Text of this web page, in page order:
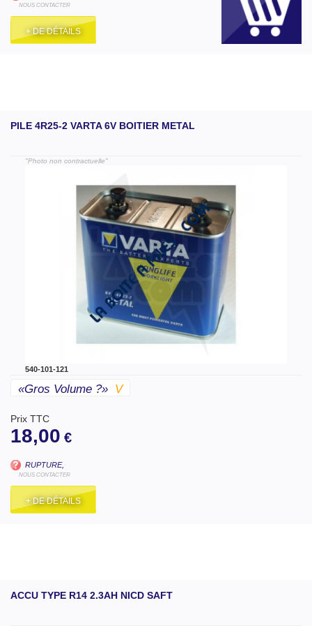
NOUS CONTACTER
+ DE DÉTAILS
PILE 4R25-2 VARTA 6V BOITIER METAL
"Photo non contractuelle"
540-101-121
«gros Volume ?» V
Prix TTC
18,00 €
RUPTURE,
NOUS CONTACTER
+ DE DÉTAILS
ACCU TYPE R14 2.3AH NICD SAFT